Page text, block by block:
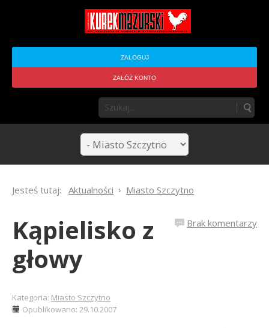
ZALOGUJ
ZAŁÓŻ KONTO
Jesteś tutaj: Aktualności Miasto Szczytno
Brak komentarzy
Kąpielisko z
głowy
Kategoria: Miasto Szczytno
Opublikowano: 29.10.2007